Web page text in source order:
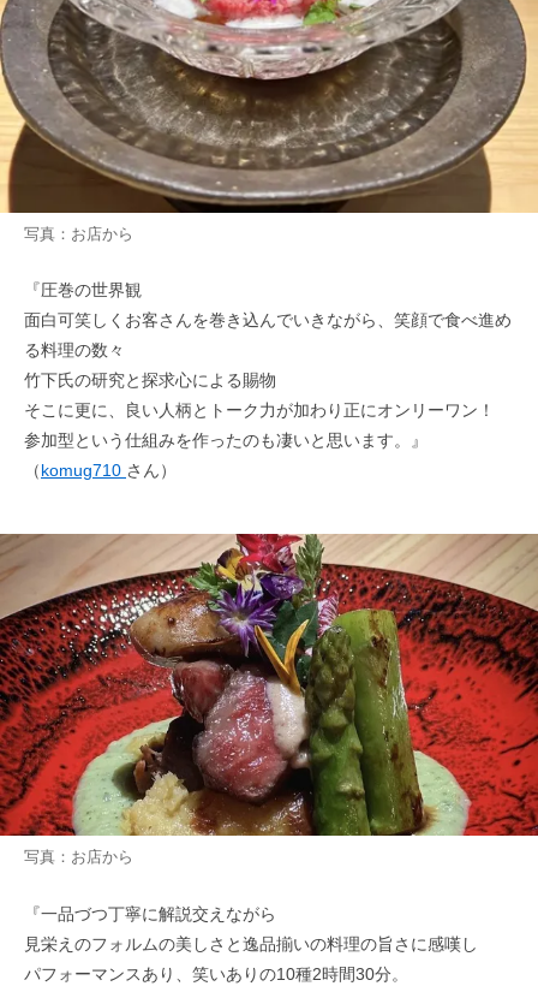
写真：お店から
『圧巻の世界観
面白可笑しくお客さんを巻き込んでいきながら、笑顔で食べ進め
る料理の数々
竹下氏の研究と探求心による賜物
そこに更に、良い人柄とトーク力が加わり正にオンリーワン！
参加型という仕組みを作ったのも凄いと思います。』
（komug710 さん）
写真：お店から
『一品づつ丁寧に解説交えながら
見栄えのフォルムの美しさと逸品揃いの料理の旨さに感嘆し
パフォーマンスあり、笑いありの10種2時間30分。